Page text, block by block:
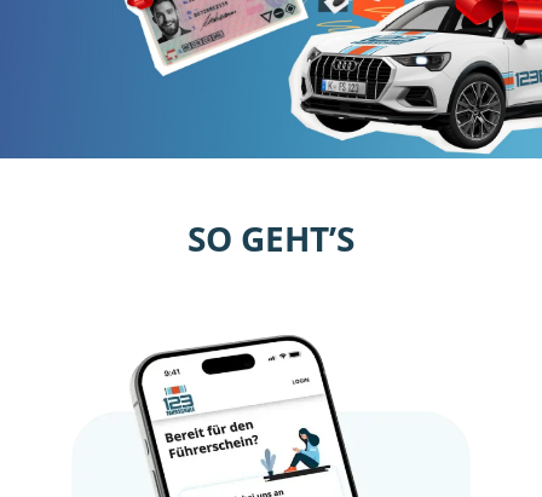
SO GEHT’S